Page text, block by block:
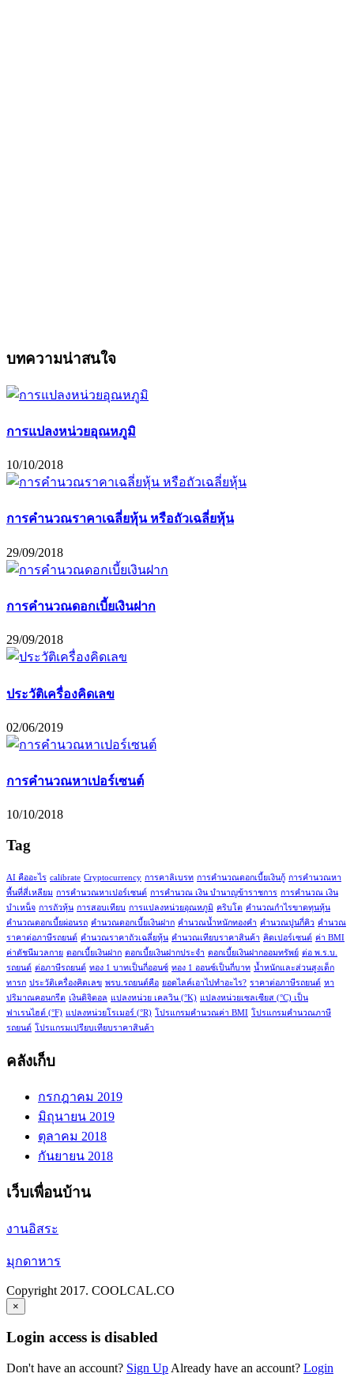
บทความน่าสนใจ
การแปลงหน่วยอุณหภูมิ
10/10/2018
การคำนวณราคาเฉลี่ยหุ้น หรือถัวเฉลี่ยหุ้น
29/09/2018
การคำนวณดอกเบี้ยเงินฝาก
29/09/2018
ประวัติเครื่องคิดเลข
02/06/2019
การคำนวณหาเปอร์เซนต์
10/10/2018
Tag
AI คืออะไร calibrate Cryptocurrency การคาลิเบรท การคำนวณดอกเบี้ยเงินกู้ การคำนวณหา
พื้นที่สี่เหลียม การคำนวณหาเปอร์เซนต์ การคำนวณ เงิน บำนาญข้าราชการ การคำนวณ เงิน
บำเหน็จ การถัวหุ้น การสอบเทียบ การแปลงหน่วยอุณหภูมิ คริบโต คำนวณกำไรขาดทุนหุ้น
คำนวณดอกเบี้ยผ่อนรถ คำนวณดอกเบี้ยเงินฝาก คำนวณน้ำหนักทองคำ คำนวณปูนกี่คิว คำนวณ
ราคาต่อภาษีรถยนต์ คำนวณราคาถัวเฉลี่ยหุ้น คำนวณเทียบราคาสินค้า คิดเปอร์เซนต์ ค่า BMI
ค่าดัชนีมวลกาย ดอกเบี้ยเงินฝาก ดอกเบี้ยเงินฝากประจำ ดอกเบี้ยเงินฝากออมทรัพย์ ต่อ พ.ร.บ.
รถยนต์ ต่อภาษีรถยนต์ ทอง 1 บาทเป็นกี่ออนซ์ ทอง 1 ออนซ์เป็นกี่บาท น้ำหนักและส่วนสูงเด็ก
ทารก ประวัติเครื่องคิดเลข พรบ.รถยนต์คือ ยอดไลค์เอาไปทำอะไร? ราคาต่อภาษีรถยนต์ หา
ปริมาณคอนกรีต เงินดิจิตอล แปลงหน่วย เคลวิน (°K) แปลงหน่วยเซลเซียส (°C) เป็น
ฟาเรนไฮต์ (°F) แปลงหน่วยโรเมอร์ (°R) โปรแกรมคำนวณค่า BMI โปรแกรมคำนวณภาษี
รถยนต์ โปรแกรมเปรียบเทียบราคาสินค้า
คลังเก็บ
กรกฎาคม 2019
มิถุนายน 2019
ตุลาคม 2018
กันยายน 2018
เว็บเพื่อนบ้าน
งานอิสระ
มุกดาหาร
Copyright 2017. COOLCAL.CO
×
Login access is disabled
Don't have an account? Sign Up Already have an account? Login